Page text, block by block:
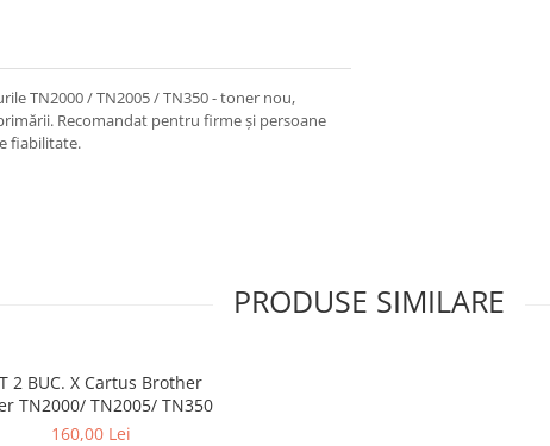
TN2000 / TN2005 / TN350 - toner nou,
Recomandat pentru firme și persoane
fiabilitate.
PRODUSE SIMILARE
2 BUC. X Cartus Brother
TN2000/ TN2005/ TN350
160,00 Lei